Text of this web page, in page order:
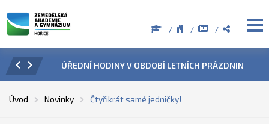
ÚŘEDNÍ HODINY V OBDOBÍ LETNÍCH PRÁZDNIN
Úvod Novinky Čtyřikrát samé jedničky!